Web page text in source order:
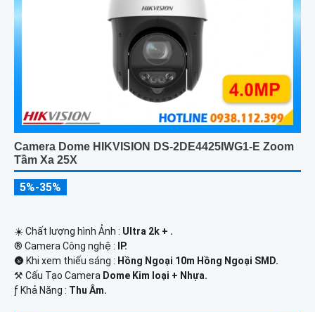
Camera Dome HIKVISION DS-2DE4425IWG1-E Zoom
Tầm Xa 25X
5%-35%
☀️ Chất lượng hình Ảnh : Ultra 2k + .
®️ Camera Công nghệ :
IP.
🌚 Khi xem thiếu sáng : Hồng Ngoại 10m Hồng Ngoại SMD.
⚒ Cấu Tạo Camera Dome Kim loại + Nhựa.
️ƒ Khả Năng : Thu Âm.